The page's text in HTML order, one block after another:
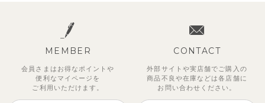
MEMBER
会員さまはお得なポイントや
便利な マイページを
ご利用いただけます。
CONTACT
外部サイトや実店舗でご購入の
商品不良や在庫などは各店舗に
お問い合わせください。